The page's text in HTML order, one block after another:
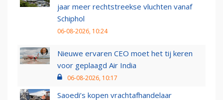
jaar meer rechtstreekse vluchten vanaf
Schiphol
06-08-2026, 10:24
Nieuwe ervaren CEO moet het tij keren
voor geplaagd Air India
06-08-2026, 10:17
Saoedi’s kopen vrachtafhandelaar